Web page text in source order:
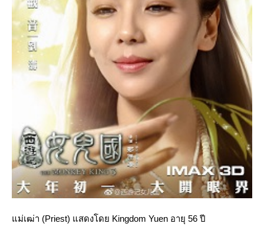
ม่เฒ่า (Priest) แสดงโดย Kingdom Yuen อายุ 56 ปี